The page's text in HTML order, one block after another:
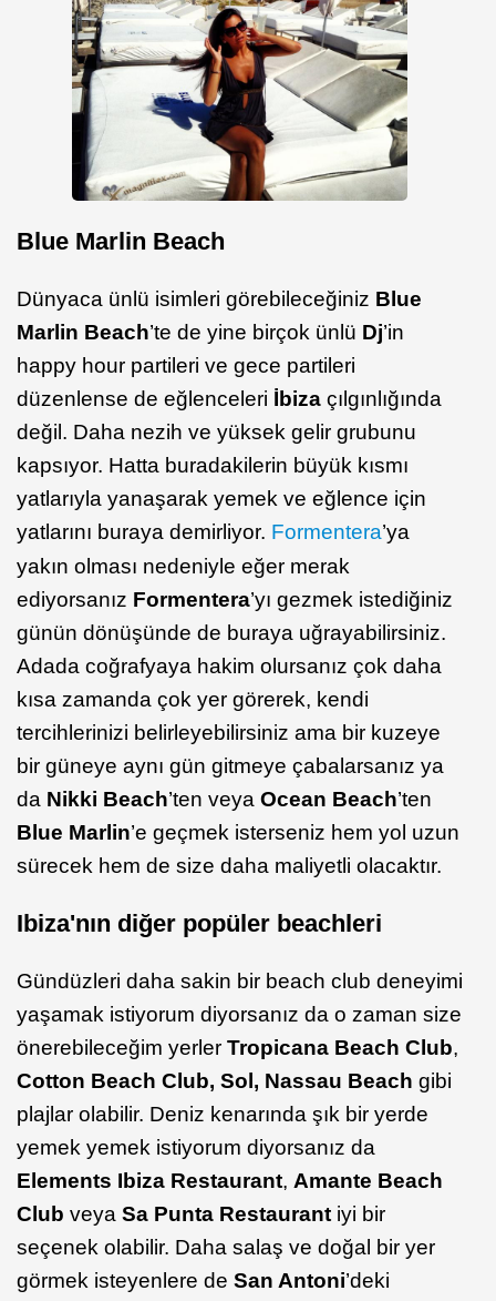
Blue Marlin Beach
Dünyaca ünlü isimleri görebileceğiniz Blue
Marlin Beach’te de yine birçok ünlü Dj’in
happy hour partileri ve gece partileri
düzenlense de eğlenceleri İbiza çılgınlığında
değil. Daha nezih ve yüksek gelir grubunu
kapsıyor. Hatta buradakilerin büyük kısmı
yatlarıyla yanaşarak yemek ve eğlence için
yatlarını buraya demirliyor. Formentera’ya
yakın olması nedeniyle eğer merak
ediyorsanız Formentera’yı gezmek istediğiniz
günün dönüşünde de buraya uğrayabilirsiniz.
Adada coğrafyaya hakim olursanız çok daha
kısa zamanda çok yer görerek, kendi
tercihlerinizi belirleyebilirsiniz ama bir kuzeye
bir güneye aynı gün gitmeye çabalarsanız ya
da Nikki Beach’ten veya Ocean Beach’ten
Blue Marlin’e geçmek isterseniz hem yol uzun
sürecek hem de size daha maliyetli olacaktır.
Ibiza'nın diğer popüler beachleri
Gündüzleri daha sakin bir beach club deneyimi
yaşamak istiyorum diyorsanız da o zaman size
önerebileceğim yerler Tropicana Beach Club,
Cotton Beach Club, Sol, Nassau Beach gibi
plajlar olabilir. Deniz kenarında şık bir yerde
yemek yemek istiyorum diyorsanız da
Elements Ibiza Restaurant, Amante Beach
Club veya Sa Punta Restaurant iyi bir
seçenek olabilir. Daha salaş ve doğal bir yer
görmek isteyenlere de San Antoni’deki